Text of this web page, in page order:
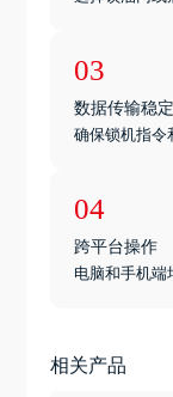
03
数据传输稳定
确保锁机指令
04
跨平台操作
电脑和手机端
相关产品